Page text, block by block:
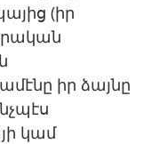
(իր
իր ձայնը
կամ